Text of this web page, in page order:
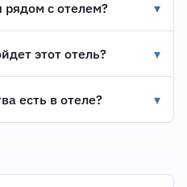
рядом с отелем? ▾
этот отель? ▾
есть в отеле? ▾